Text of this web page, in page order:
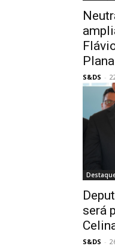
S&DS -
será
S&DS -